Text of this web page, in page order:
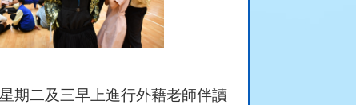
期二及三早上進行外藉老師伴讀